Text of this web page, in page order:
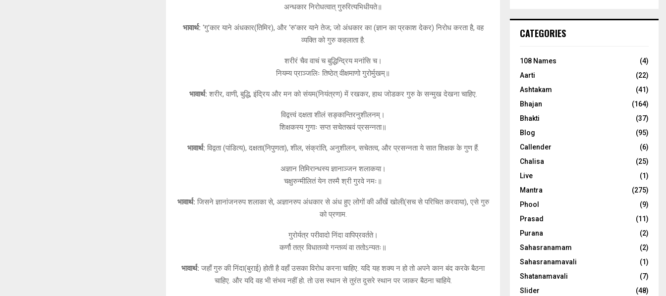
अन्धकार निरोधत्वात् गुरुरित्यभिधीयते॥
भावार्थ: ‘गु’कार याने अंधकार(तिमिर), और ‘रु’कार याने तेज; जो अंधकार का (ज्ञान का प्रकाश देकर) निरोध करता है, वह
व्यक्ति को गुरु कहलाता है.
शरीरं चैव वाचं च बुद्धिन्द्रिय मनांसि च।
नियम्य प्राञ्जलिः तिष्ठेत् वीक्षमाणो गुरोर्मुखम्॥
भावार्थ: शरीर, वाणी, बुद्धि, इंद्रिय और मन को संयम(नियंत्रण) में रखकर, हाथ जोडकर गुरु के सन्मुख देखना चाहिए.
विद्वत्त्वं दक्षता शीलं सङ्कान्तिरनुशीलनम्।
शिक्षकस्य गुणाः सप्त सचेतस्त्वं प्रसन्नता॥
भावार्थ: विद्वता (पांडित्य), दक्षता(निपुणता), शील, संक्रांति, अनुशीलन, सचेतत्व, और प्रसन्नता ये सात शिक्षक के गुण हैं.
अज्ञान तिमिरान्धस्य ज्ञानाञ्जन शलाकया।
चक्षुरुन्मीलितं येन तस्मै श्री गुरवे नमः॥
भावार्थ: जिसने ज्ञानांजनरुप शलाका से, अज्ञानरुप अंधकार से अंध हुए लोगों की आँखें खोली(सच से परिचित करवाया), एसे गुरु
को प्रणाम.
गुरोर्यत्र परीवादो निंदा वापिप्रवर्तते।
कर्णौ तत्र विधातव्यो गन्तव्यं वा ततोऽन्यतः॥
भावार्थ: जहाँ गुरु की निंदा(बुराई) होती है वहाँ उसका विरोध करना चाहिए. यदि यह शक्य न हो तो अपने कान बंद करके बैठना
चाहिए. और यदि वह भी संभव नहीं हो. तो उस स्थान से तुरंत दुसरे स्थान पर जाकर बैठना चाहिये.
CATEGORIES
108 Names
(4)
Aarti
(22)
Ashtakam
(41)
Bhajan
(164)
Bhakti
(37)
Blog
(95)
Callender
(6)
Chalisa
(25)
Live
(1)
Mantra
(275)
Phool
(9)
Prasad
(11)
Purana
(2)
Sahasranamam
(2)
Sahasranamavali
(1)
Shatanamavali
(7)
Slider
(48)